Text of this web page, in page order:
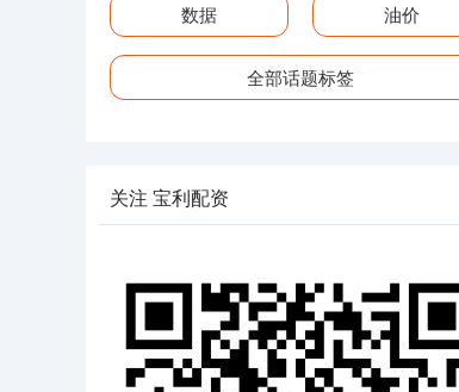
数据 油价
全部话题标签
关注 宝利配资